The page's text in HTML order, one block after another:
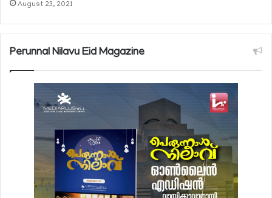
August 23, 2021
Perunnal Nilavu Eid Magazine